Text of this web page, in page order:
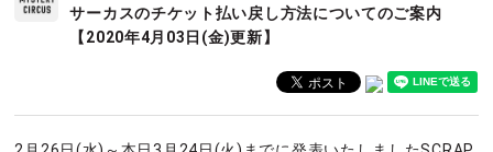
サーカスのチケット払い戻し方法についてのご案内
【2020年4月03日(金)更新】